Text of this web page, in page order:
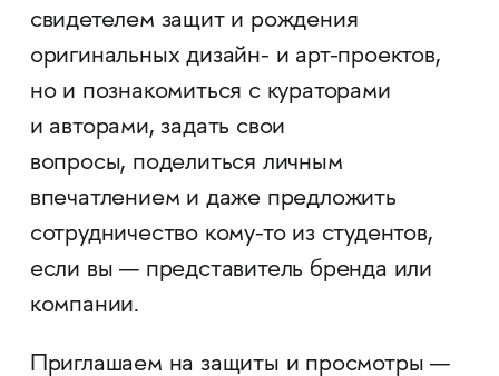
свидетелем защит и рождения
оригинальных дизайн- и арт-проектов,
но и познакомиться с кураторами
и авторами, задать свои
вопросы, поделиться личным
впечатлением и даже предложить
сотрудничество кому-то из студентов,
если вы — представитель бренда или
компании.
Приглашаем на защиты и просмотры —